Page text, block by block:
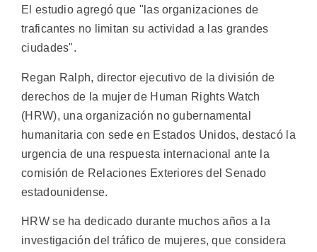
El estudio agregó que "las organizaciones de
traficantes no limitan su actividad a las grandes
ciudades".
Regan Ralph, director ejecutivo de la división de
derechos de la mujer de Human Rights Watch
(HRW), una organización no gubernamental
humanitaria con sede en Estados Unidos, destacó la
urgencia de una respuesta internacional ante la
comisión de Relaciones Exteriores del Senado
estadounidense.
HRW se ha dedicado durante muchos años a la
investigación del tráfico de mujeres, que considera